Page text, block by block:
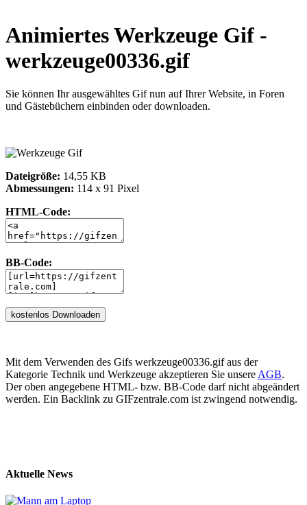
Animiertes Werkzeuge Gif -
werkzeuge00336.gif
Sie können Ihr ausgewähltes Gif nun auf Ihrer Website, in Foren
und Gästebüchern einbinden oder downloaden.
Dateigröße: 14,55 KB
Abmessungen: 114 x 91 Pixel
HTML-Code:
BB-Code:
Mit dem Verwenden des Gifs werkzeuge00336.gif aus der
Kategorie Technik und Werkzeuge akzeptieren Sie unsere AGB.
Der oben angegebene HTML- bzw. BB-Code darf nicht abgeändert
werden. Ein Backlink zu GIFzentrale.com ist zwingend notwendig.
Aktuelle News